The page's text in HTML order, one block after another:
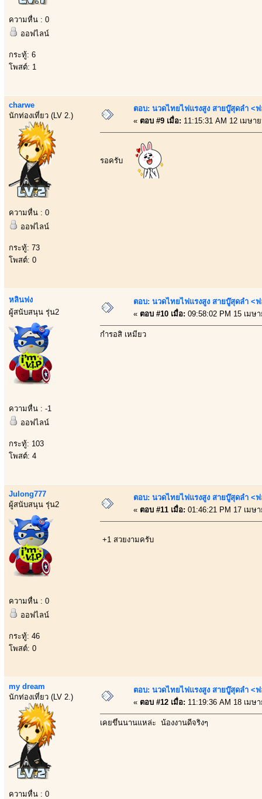
ความหื่น : 0
ออฟไลน์
กระทู้: 6
โพสต์: 1
charwe
นักท่องเที่ยว (LV 2.)
ความหื่น : 0
ออฟไลน์
กระทู้: 73
โพสต์: 0
ตอบ: นวดไทยไฟแรงสูง สายบู๊สุดลำ <ฟ
« ตอบ #9 เมื่อ: 11:15:31 AM 12 เมษา
รอครับ
หลินฟง
ผู้สนับสนุน รุ่น2
ความหื่น : -1
ออฟไลน์
กระทู้: 103
โพสต์: 4
ตอบ: นวดไทยไฟแรงสูง สายบู๊สุดลำ <ฟ
« ตอบ #10 เมื่อ: 09:58:02 PM 15 เมษ
กำรอสิ เหมียว
Julong777
ผู้สนับสนุน รุ่น2
ความหื่น : 0
ออฟไลน์
กระทู้: 46
โพสต์: 0
ตอบ: นวดไทยไฟแรงสูง สายบู๊สุดลำ <ฟ
« ตอบ #11 เมื่อ: 01:46:21 PM 17 เมษ
+1 สวยงามครับ
my dream
นักท่องเที่ยว (LV 2.)
ความหื่น : 0
ตอบ: นวดไทยไฟแรงสูง สายบู๊สุดลำ <ฟ
« ตอบ #12 เมื่อ: 11:19:36 AM 18 เมษ
เคยขึ้นนานแหล่ะ น้องงานดีจริงๆ